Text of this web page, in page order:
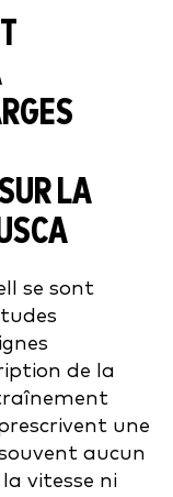
LA
se sont
de la
une
aucun
vitesse ni